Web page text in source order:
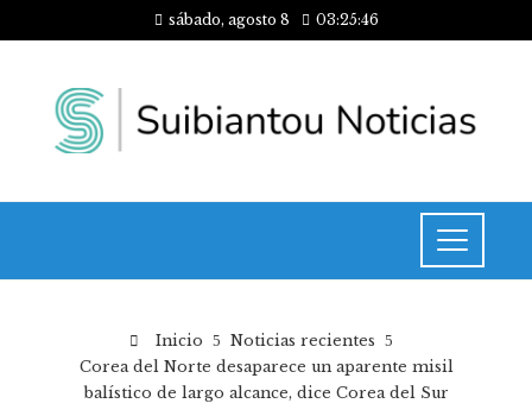
sábado, agosto 8 03:25:47
Inicio
Noticias recientes
Corea del Norte desaparece un aparente misil
balístico de largo alcance, dice Corea del Sur